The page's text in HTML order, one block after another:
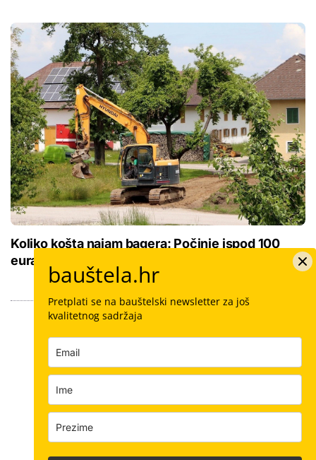
Koliko košta najam bagera: Počinje ispod 100
eura, ali konačni račun skriva nekoliko zamki
bauštela.hr
Pretplati se na bauštelski newsletter za još
kvalitetnog sadržaja